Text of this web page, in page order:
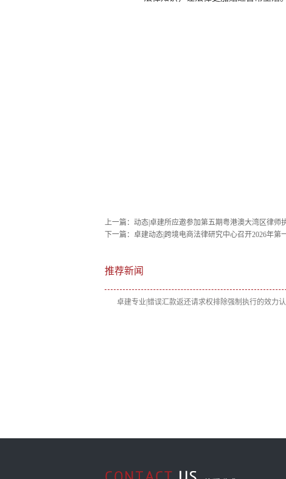
上一篇： 动态|卓建所应邀参加第五期粤港澳大湾区律师
下一篇： 卓建动态|跨境电商法律研究中心召开2026年第
推荐新闻
卓建专业|错误汇款返还请求权排除强制执行的效力